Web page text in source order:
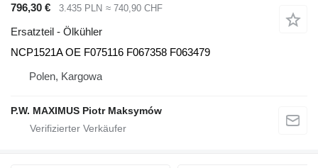
796,30 € 3.435 PLN ≈ 740,90 CHF
Ersatzteil - Ölkühler
NCP1521A OE F075116 F067358 F063479
Polen, Kargowa
P.W. MAXIMUS Piotr Maksymów